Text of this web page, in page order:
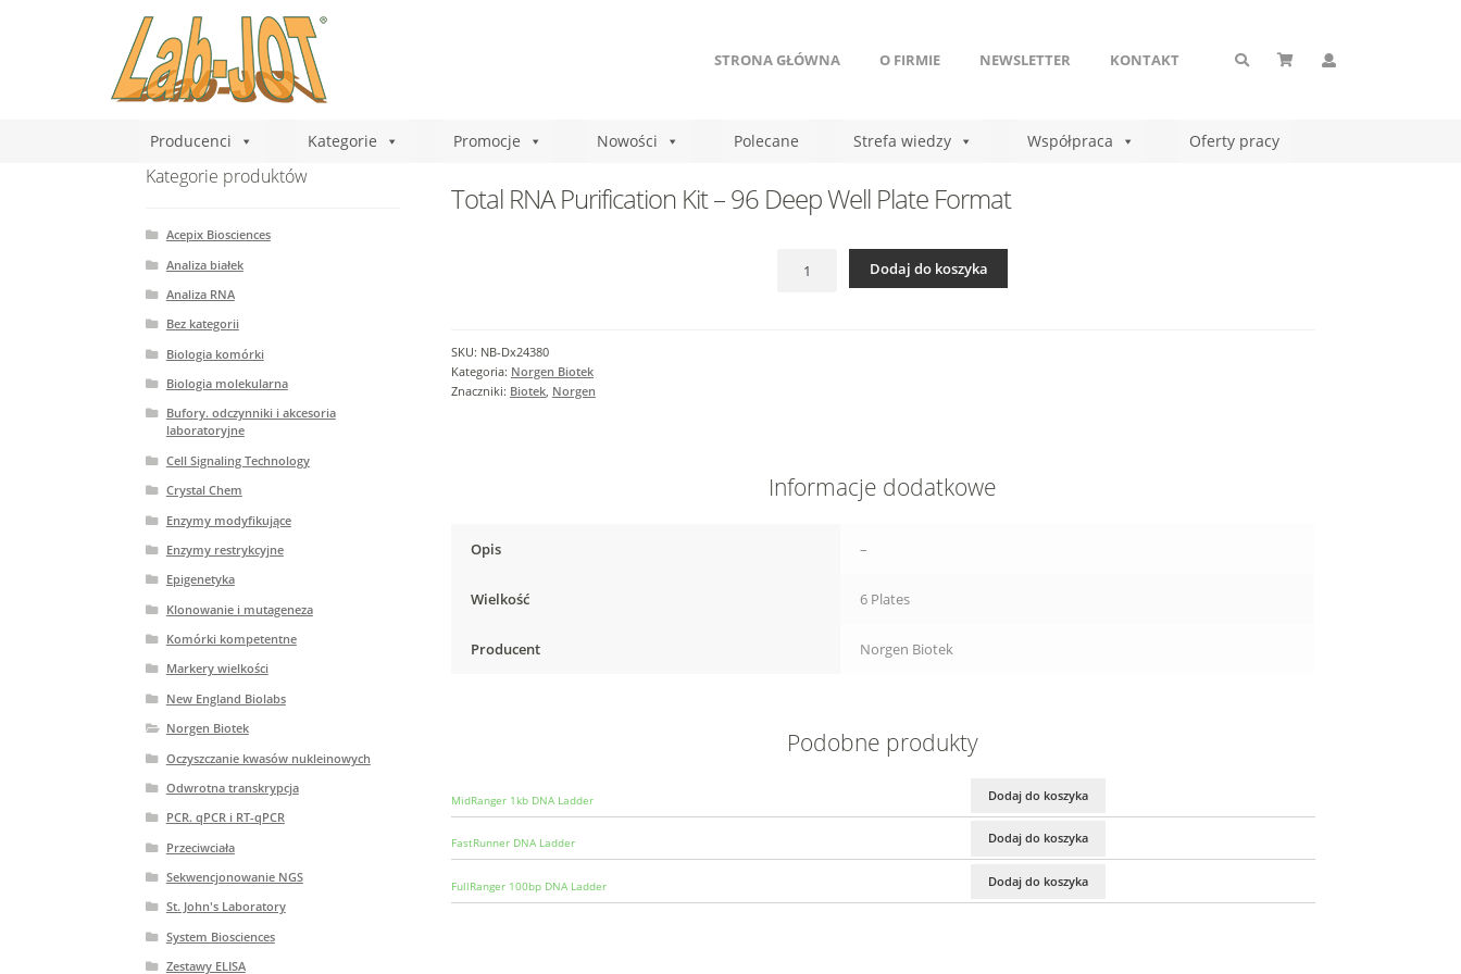
STRONA GŁÓWNA O FIRMIE NEWSLETTER KONTAKT
Producenci Kategorie Promocje Nowości Polecane Strefa wiedzy Współpraca Oferty pracy
Total RNA Purification Kit – 96 Deep Well Plate Format
Total
Format
Dodaj do koszyka
SKU: NB-Dx24380
Kategoria: Norgen Biotek
Znaczniki: Biotek, Norgen
Informacje dodatkowe
Opis –
Wielkość 6 Plates
Producent Norgen Biotek
Podobne produkty
MidRanger 1kb DNA Ladder Dodaj do koszyka
FastRunner DNA Ladder Dodaj do koszyka
FullRanger 100bp DNA Ladder Dodaj do koszyka
Kategorie produktów
Acepix Biosciences
Analiza białek
Analiza RNA
Bez kategorii
Biologia komórki
Biologia molekularna
Bufory. odczynniki i akcesoria
laboratoryjne
Cell Signaling Technology
Crystal Chem
Enzymy modyfikujące
Enzymy restrykcyjne
Epigenetyka
Klonowanie i mutageneza
Komórki kompetentne
Markery wielkości
New England Biolabs
Norgen Biotek
Oczyszczanie kwasów nukleinowych
Odwrotna transkrypcja
PCR. qPCR i RT-qPCR
Przeciwciała
Sekwencjonowanie NGS
St. John's Laboratory
System Biosciences
Zestawy ELISA